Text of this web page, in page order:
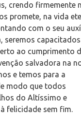
crendo firmemente
promete, na vida
com o seu
seremos
ao cumprimento
salvadora na
e temos para a
modo que todos
do Altíssimo e
felicidade sem fim.